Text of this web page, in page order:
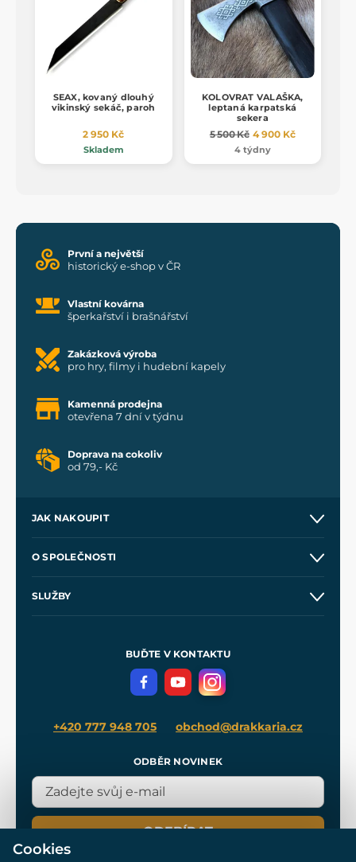
SEAX, kovaný dlouhý
vikinský sekáč, paroh
2 950 Kč
Skladem
KOLOVRAT VALAŠKA,
leptaná karpatská
sekera
5 500 Kč 4 900 Kč
4 týdny
První a největší
historický e-shop v ČR
Vlastní kovárna
šperkařství i brašnářství
Zakázková výroba
pro hry, filmy i hudební kapely
Kamenná prodejna
otevřena 7 dní v týdnu
Doprava na cokoliv
od 79,- Kč
JAK NAKOUPIT
Velkoobchod
O SPOLEČNOSTI
SLUŽBY
Meče pro Kingdom Come
BUĎTE V KONTAKTU
+420 777 948 705 obchod@drakkaria.cz
ODBĚR NOVINEK
ODEBÍRAT
Cookies